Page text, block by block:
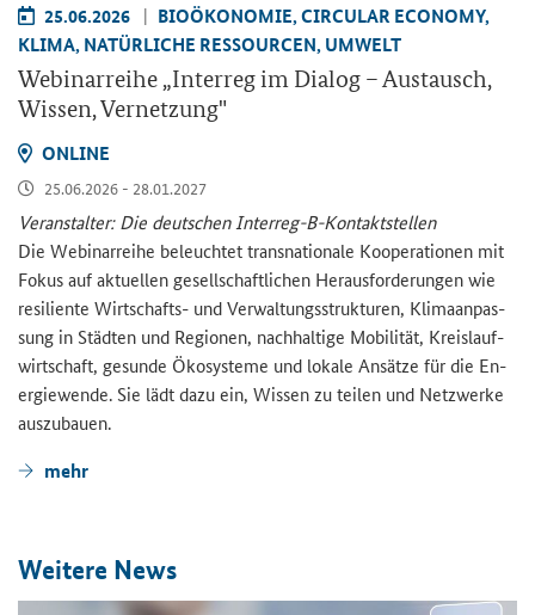
25.06.2026
BIO­ÖKO­NO­MIE, CIR­CU­LAR ECO­NO­MY,
KLIMA, NA­TÜR­LI­CHE RES­SOUR­CEN, UM­WELT
We­bi­nar­rei­he „Interregim Dia­log – Aus­tausch,
Wis­sen, Ver­net­zung"
ON­LINE
25.06.2026 - 28.01.2027
Ver­an­stal­ter: Die deut­schen Interreg-​B-Kontaktstellen
Die We­bi­nar­rei­he be­leuch­tet trans­na­tio­na­le Ko­ope­ra­tio­nen mit
Fokus auf ak­tu­el­len ge­sell­schaft­li­chen Her­aus­for­de­run­gen wie
re­si­li­en­te Wirtschafts-​ und Ver­wal­tungs­struk­tu­ren, Kli­ma­an­pas­
sung in Städ­ten und Re­gio­nen, nach­hal­ti­ge Mo­bi­li­tät, Kreis­lauf­
wirt­schaft, ge­sun­de Öko­sys­te­me und lo­ka­le An­sät­ze für die En­
er­gie­wen­de. Sie lädt dazu ein, Wis­sen zu tei­len und Netz­wer­ke
aus­zu­bau­en.
mehr
Wei­te­re News